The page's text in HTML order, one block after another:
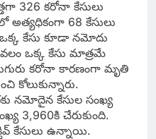
326 కరోనా కేసులు
68 కేసులు
కేసు కూడా నమోదు
ఒక్క కేసు మాత్రమే
కరోనా కారణంగా మృతి
కోలుకున్నారు.
నమోదైన కేసుల సంఖ్య
3,960కి చేరుకుంది.
కేసులు ఉన్నాయి.